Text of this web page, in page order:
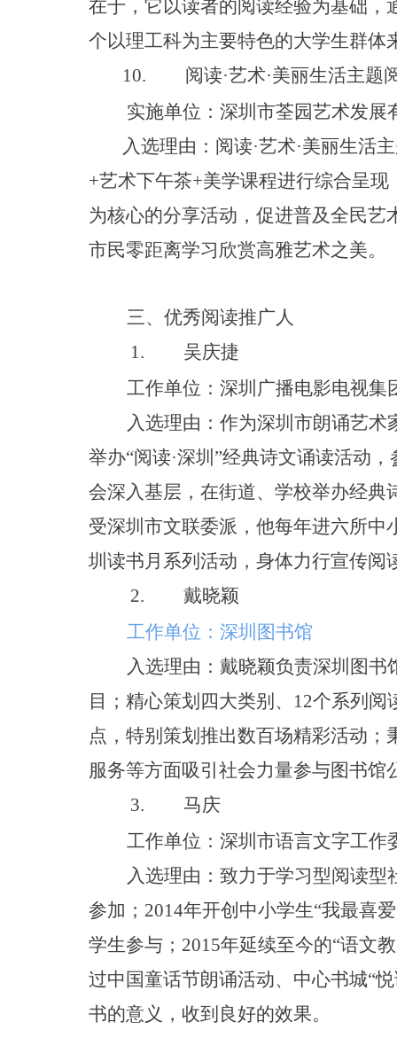
在于，它以读者的阅读经验为基础
个以理工科为主要特色的大学生群体
10.
阅读·艺术·美丽生活主题
实施单位：深圳市荃园艺术发展
入选理由： 阅读·艺术·美丽生活
+艺术下午茶+美学课程进行综合呈现
为核心的分享活动，促进普及全民
市民零距离学习欣赏高雅艺术之美。
三、优秀阅读推广人
1.
吴庆捷
工作单位：深圳广播电影电视集
入选理由：作为深圳市朗诵艺
举办“阅读·深圳 ”经典诗文诵读活动，
会深入基层，在街道、学校举办经
受深圳市文联委派，他每年进六所
圳读书月系列活动，身体力行宣传阅
2.
戴晓颖
工作单位：深圳图书馆
入选理由： 戴晓颖负责深圳图书
目；精心策划四大类别 、 12个系列阅
点，特别策划推出数百场精彩活动；
服务等方面吸引社会力量参与图书馆
3.
马庆
工作单位：深圳市语言文字工作
入选理由：致力于学习型阅读型
参加 ； 2014年开创中小学生“我最喜
学生参与 ； 2015年延续至今的“语文
过中国童话节朗诵活动、中心书城“
书的意义，收到良好的效果。